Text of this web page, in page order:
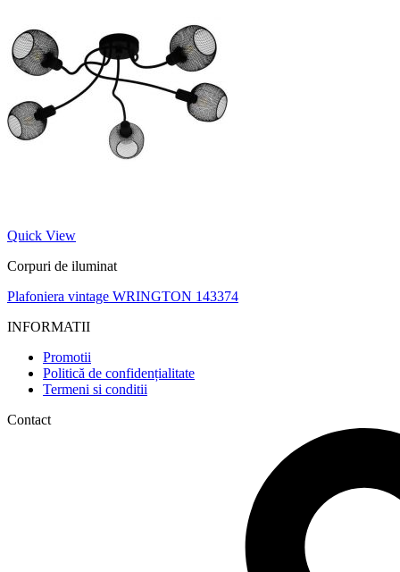
Quick View
Corpuri de iluminat
Plafoniera vintage WRINGTON 143374
INFORMATII
Promotii
Politică de confidențialitate
Termeni si conditii
Contact